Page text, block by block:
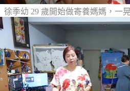
徐季幼 29 歲開始做寄養媽媽，一